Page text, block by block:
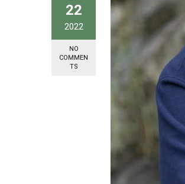
22
2022
NO
COMMEN
TS